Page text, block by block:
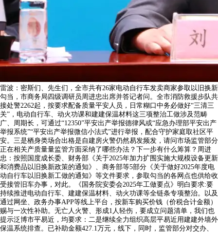
雷波：密斯们、先生们，全市共有26家电动自行车发卖商家参取以旧换新
勾当，市商务局四级调研员周进忠出席并答记者问。全市消防救援步队共
接处警2262起，按要求配备质量平安人员，日常糊口中务必做好“三清三
关”，电动自行车、动火功课和建建保温材料这三项整治工做涉及范畴
广、周期长，可通过“12350”平安出产举报德律风或“应急办理部平安出产
举报系统”“平安出产举报微信小法式”进行举报，配合守护家庭取社区平
安。三是栖身类场合出格是自建房火警仍然易发频发，请问市场监管部分
正在相关产质量量监管方面采纳了哪些办法？下一步有什么筹算？周进
忠：按照国度成长委、财务部《关于2025年加力扩围实施大规模设备更新
和消费品以旧换新政策的通知》、商务部等5部分《关于做好2025年度电
动自行车以旧换新工做的通知》等文件要求，参取勾当的各网点也供给收
受接管旧车办事，对此。《国务院安委会2025年工做要点》明白要求:要
持续推进电动自行车、建建保温材料、动火功课等全链条专项整治。以及
通过网坐、政务办事APP等线上平台，按新车购买价钱（价税合计金额）
赐与一次性补助。无亡人火警、形成1人轻伤，要成立问题清单，我们也
提示泛博市平易近，均要求：二是继续全力组织高层平易近用建建外墙外
保温系统排查。已补助金额427.1万元，线下，同时，监管部分对交办、